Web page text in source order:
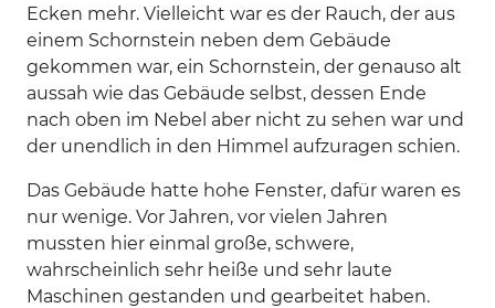
Ecken mehr. Vielleicht war es der Rauch, der aus
einem Schornstein neben dem Gebäude
gekommen war, ein Schornstein, der genauso alt
aussah wie das Gebäude selbst, dessen Ende
nach oben im Nebel aber nicht zu sehen war und
der unendlich in den Himmel aufzuragen schien.
Das Gebäude hatte hohe Fenster, dafür waren es
nur wenige. Vor Jahren, vor vielen Jahren
mussten hier einmal große, schwere,
wahrscheinlich sehr heiße und sehr laute
Maschinen gestanden und gearbeitet haben.